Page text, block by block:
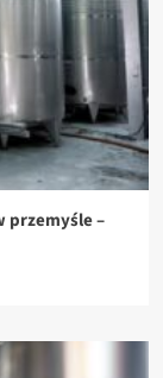
przemyśle –